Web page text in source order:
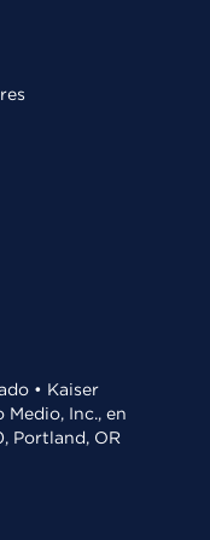
• Kaiser
Inc., en
Portland, OR